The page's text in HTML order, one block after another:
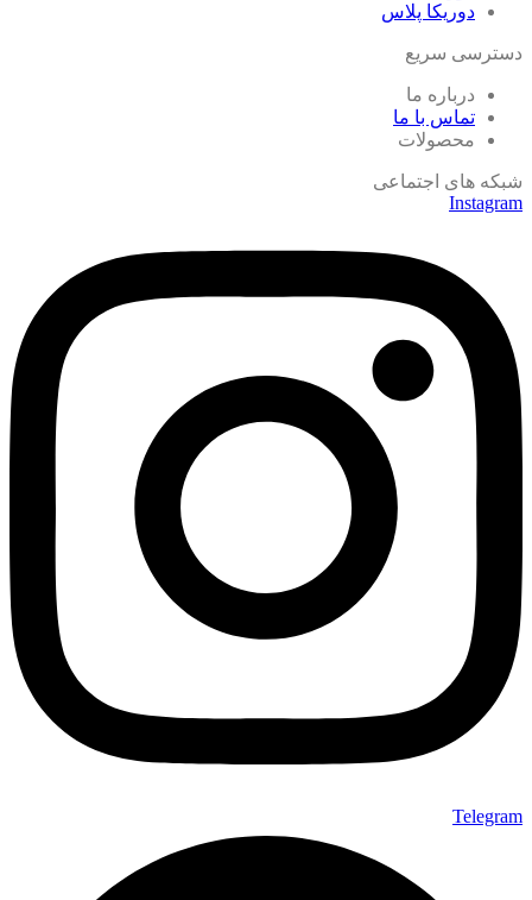
دوریکا پلاس
دسترسی سریع
درباره ما
تماس با ما
محصولات
شبکه های اجتماعی
Instagram
Telegram